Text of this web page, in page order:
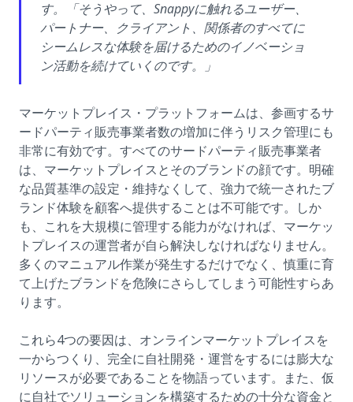
す。「そうやって、Snappyに触れるユーザー、
パートナー、クライアント、関係者のすべてに
シームレスな体験を届けるためのイノベーショ
ン活動を続けていくのです。」
マーケットプレイス・プラットフォームは、参画するサ
ードパーティ販売事業者数の増加に伴うリスク管理にも
非常に有効です。すべてのサードパーティ販売事業者
は、マーケットプレイスとそのブランドの顔です。明確
な品質基準の設定・維持なくして、強力で統一されたブ
ランド体験を顧客へ提供することは不可能です。しか
も、これを大規模に管理する能力がなければ、マーケッ
トプレイスの運営者が自ら解決しなければなりません。
多くのマニュアル作業が発生するだけでなく、慎重に育
て上げたブランドを危険にさらしてしまう可能性すらあ
ります。
これら4つの要因は、オンラインマーケットプレイスを
一からつくり、完全に自社開発・運営をするには膨大な
リソースが必要であることを物語っています。また、仮
に自社でソリューションを構築するための十分な資金と